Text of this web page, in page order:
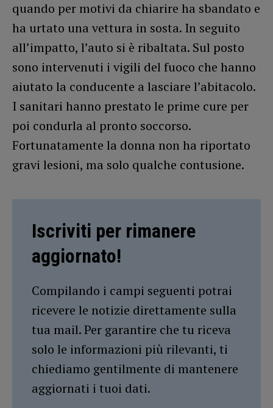
quando per motivi da chiarire ha sbandato e
ha urtato una vettura in sosta. In seguito
all’impatto, l’auto si è ribaltata. Sul posto
sono intervenuti i vigili del fuoco che hanno
aiutato la conducente a lasciare l’abitacolo.
I sanitari hanno prestato le prime cure per
poi condurla al pronto soccorso.
Fortunatamente la donna non ha riportato
gravi lesioni, ma solo qualche contusione.
Iscriviti per rimanere
aggiornato!
Compilando i campi seguenti potrai
ricevere le notizie direttamente sulla
tua mail. Per garantire che tu riceva
solo le informazioni più rilevanti, ti
chiediamo gentilmente di mantenere
aggiornati i tuoi dati.